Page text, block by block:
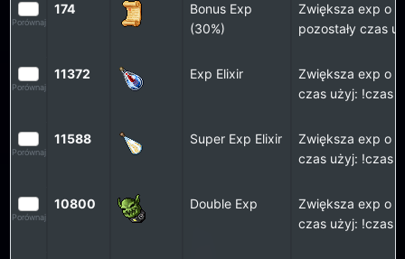
Porównaj
174
Bonus Exp
(30%)
Zwiększa exp o
pozostały czas
Porównaj
11372 Exp Elixir
Zwiększa exp o
czas użyj: !czas
Porównaj
11588 Super Exp Elixir
Zwiększa exp o
czas użyj: !czas
Porównaj
10800 Double Exp
Zwiększa exp o
czas użyj: !czas